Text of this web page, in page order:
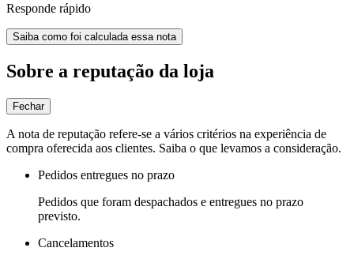
Responde rápido
Saiba como foi calculada essa nota
Sobre a reputação da loja
Fechar
A nota de reputação refere-se a vários critérios na experiência de
compra oferecida aos clientes. Saiba o que levamos a consideração.
Pedidos entregues no prazo
Pedidos que foram despachados e entregues no prazo
previsto.
Cancelamentos